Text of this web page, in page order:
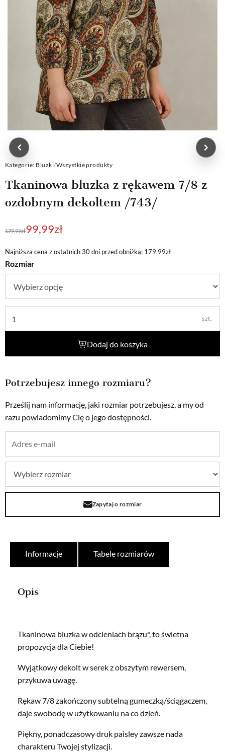
Kategorie: Bluzki/Wszystkie produkty
Tkaninowa bluzka z rękawem 7/8 z
ozdobnym dekoltem /743/
179,99zł
Pierwotna
wynosiła:
179,99zł.
99,99zł
Aktualna
wynosi:
99,99zł.
Najniższa cena z ostatnich 30 dni przed obniżką: 179.99zł
Rozmiar
szt.
Dodaj do koszyka
Potrzebujesz innego rozmiaru?
Prześlij nam informację, jaki rozmiar potrzebujesz, a my od
razu powiadomimy Cię o jego dostępności.
Zapytaj o rozmiar
Informacje Tabele rozmiarów
Opis
Tkaninowa bluzka w odcieniach brązu*, to świetna
propozycja dla Ciebie!
Wyjątkowy dekolt w serek z obszytym rewersem,
przykuwa uwagę.
Rękaw 7/8 zakończony subtelną gumeczką/ściągaczem,
daje swobodę w użytkowaniu na co dzień.
Piękny, ponadczasowy druk paisley zawsze nada
charakteru Twojej stylizacji.